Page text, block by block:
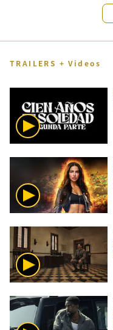
TRAILERS + Videos